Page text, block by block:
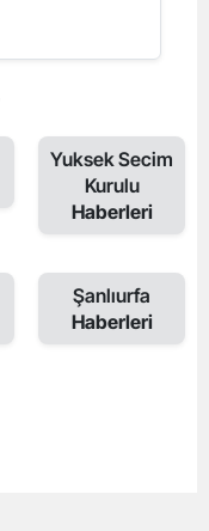
Yuksek Secim
Kurulu
Haberleri
Şanlıurfa
Haberleri